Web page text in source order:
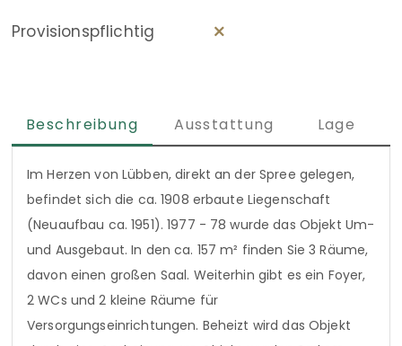
Provisionspflichtig
Beschreibung Ausstattung Lage
Im Herzen von Lübben, direkt an der Spree gelegen,
befindet sich die ca. 1908 erbaute Liegenschaft
(Neuaufbau ca. 1951). 1977 - 78 wurde das Objekt Um-
und Ausgebaut. In den ca. 157 m² finden Sie 3 Räume,
davon einen großen Saal. Weiterhin gibt es ein Foyer,
2 WCs und 2 kleine Räume für
Versorgungseinrichtungen. Beheizt wird das Objekt